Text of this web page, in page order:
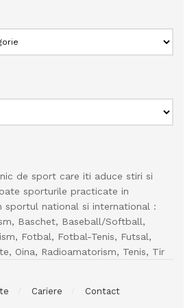
de sport care iti aduce stiri si
sporturile practicate in
sportul national si international :
Baschet, Baseball/Softball,
Fotbal, Fotbal-Tenis, Futsal,
Oina, Radioamatorism, Tenis, Tir
Cariere Contact